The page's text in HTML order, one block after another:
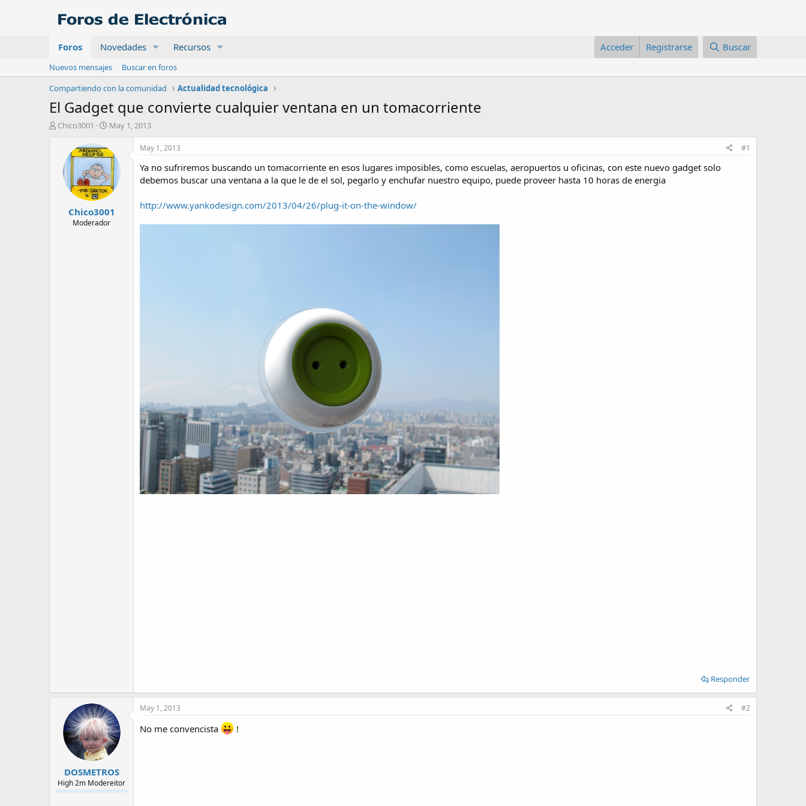
Foros Novedades Recursos Acceder Registrarse Buscar
Nuevos mensajes
Buscar en foros
Compartiendo con la comunidad
Actualidad tecnológica
El Gadget que convierte cualquier ventana en un tomacorriente
A
Chico3001
F
c
h
a
d
e
n
i
May 1, 2013
Chico3001
Moderador
May 1, 2013 #1
Ya no sufriremos buscando un tomacorriente en esos lugares imposibles, como escuelas, aeropuertos u oficinas, con este nuevo gadget solo
debemos buscar una ventana a la que le de el sol, pegarlo y enchufar nuestro equipo, puede proveer hasta 10 horas de energia
http://www.yankodesign.com/2013/04/26/plug-it-on-the-window/
Responder
DOSMETROS
High 2m Modereitor
May 1, 2013 #2
No me convencista !